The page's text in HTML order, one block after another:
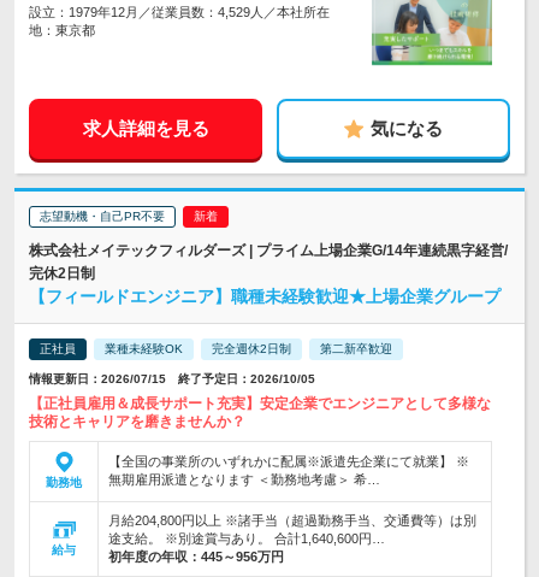
設立：1979年12月／従業員数：4,529人／本社所在
地：東京都
求人詳細を見る 気になる
志望動機・自己PR不要
株式会社メイテックフィルダーズ | プライム上場企業G/14年連続黒字経営/
完休2日制
【フィールドエンジニア】職種未経験歓迎★上場企業グループ
正社員 業種未経験OK 完全週休2日制 第二新卒歓迎
情報更新日：2026/07/15 終了予定日：2026/10/05
【正社員雇用＆成長サポート充実】安定企業でエンジニアとして多様な
技術とキャリアを磨きませんか？
勤務地
【全国の事業所のいずれかに配属※派遣先企業にて就業】 ※
無期雇用派遣となります ＜勤務地考慮＞ 希…
給与
月給204,800円以上 ※諸手当（超過勤務手当、交通費等）は別
途支給。 ※別途賞与あり。 合計1,640,600円…
初年度の年収： 445～956万円